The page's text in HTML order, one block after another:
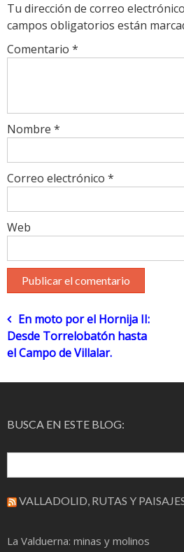
Tu dirección de correo
campos obligatorios están
Comentario *
Nombre *
Correo electrónico *
Web
Navegación
de
entradas
En moto por el Hornija II:
Desde Torrelobatón hasta
el Campo de Villalar.
BUSCA EN ESTE BLOG:
VALLADOLID, RUTAS Y
La Valduerna: minas y molinos